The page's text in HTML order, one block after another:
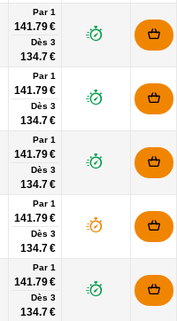
Par 1
141.79 €
Dès 3
134.7 €
Par 1
141.79 €
Dès 3
134.7 €
Par 1
141.79 €
Dès 3
134.7 €
Par 1
141.79 €
Dès 3
134.7 €
Par 1
141.79 €
Dès 3
134.7 €